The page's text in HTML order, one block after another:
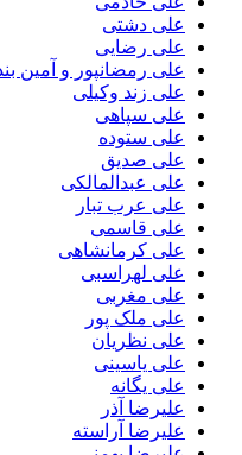
علی دشتی
علی رضایی
علی رمضانپور و آمین
علی زند وکیلی
علی سپاهی
علی ستوده
علی صدیق
علی عبدالمالکی
علی عرب تبار
علی قاسمی
علی کرمانشاهی
علی لهراسبی
علی مغربی
علی ملک پور
علی نظریان
علی یاسینی
علی یگانه
علیرضا آذر
علیرضا آراسته